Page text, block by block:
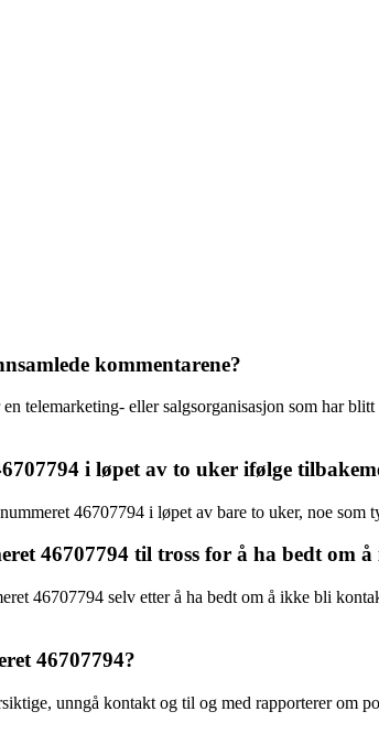
kommentarene?
telemarketing- eller salgsorganisasjon som har
i løpet av to uker ifølge
46707794 i løpet av bare to uker, noe som
46707794 til tross for å ha bedt om
46707794 selv etter å ha bedt om å ikke bli
46707794?
unngå kontakt og til og med rapporterer om